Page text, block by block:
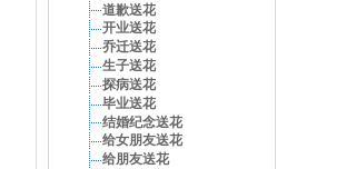
道歉送花
开业送花
乔迁送花
生子送花
探病送花
毕业送花
结婚纪念送花
给女朋友送花
给朋友送花